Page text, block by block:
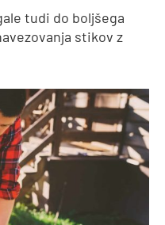
tudi do boljšega
stikov z